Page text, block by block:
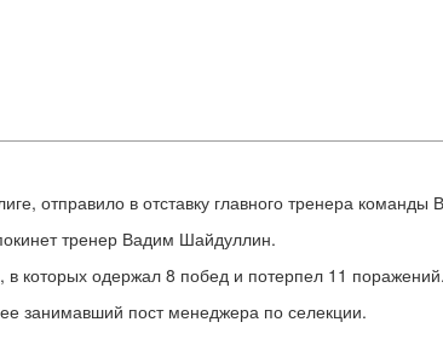
отправило в отставку главного тренера
тренер Вадим Шайдуллин.
которых одержал 8 побед и потерпел 11
занимавший пост менеджера по селекции.